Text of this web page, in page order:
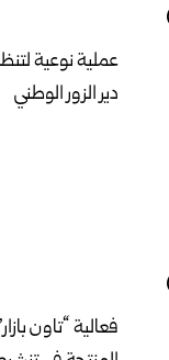
عملية نوعية
دير الزور الوطني
فعالية “تاون